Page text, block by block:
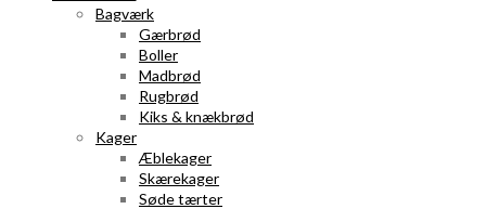
Bagværk
Gærbrød
Boller
Madbrød
Rugbrød
Kiks & knækbrød
Kager
Æblekager
Skærekager
Søde tærter